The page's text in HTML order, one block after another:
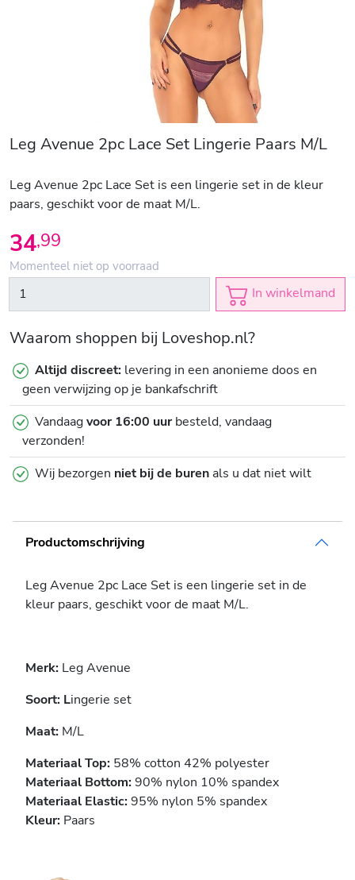
Leg Avenue 2pc Lace Set Lingerie Paars M/L
Leg Avenue 2pc Lace Set is een lingerie set in de kleur
paars, geschikt voor de maat M/L.
34,99
Momenteel niet op voorraad
In winkelmand
Waarom shoppen bij Loveshop.nl?
Altijd discreet: levering in een anonieme doos en
geen verwijzing op je bankafschrift
Vandaagvoor 16:00 uurbesteld, vandaag
verzonden!
Wij bezorgen niet bij de burenals u dat niet wilt
Productomschrijving
Leg Avenue 2pc Lace Set is een lingerie set in de
kleur paars, geschikt voor de maat M/L.
Merk: Leg Avenue
Soort: Lingerie set
Maat: M/L
Materiaal Top: 58% cotton 42% polyester
Materiaal Bottom:90% nylon 10% spandex
Materiaal Elastic:95% nylon 5% spandex
Kleur: Paars